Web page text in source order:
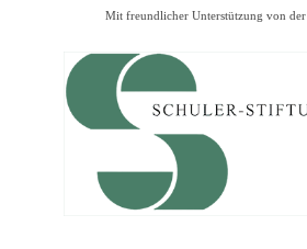
Mit freundlicher Unterstützung von der